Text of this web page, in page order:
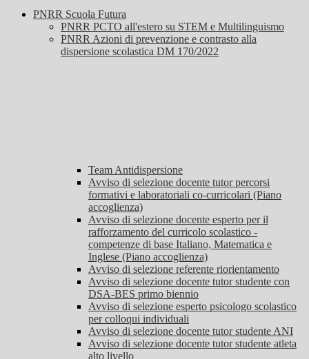
PNRR Scuola Futura
PNRR PCTO all'estero su STEM e Multilinguismo
PNRR Azioni di prevenzione e contrasto alla
dispersione scolastica DM 170/2022
Team Antidispersione
Avviso di selezione docente tutor percorsi
formativi e laboratoriali co-curricolari (Piano
accoglienza)
Avviso di selezione docente esperto per il
rafforzamento del curricolo scolastico -
competenze di base Italiano, Matematica e
Inglese (Piano accoglienza)
Avviso di selezione referente riorientamento
Avviso di selezione docente tutor studente con
DSA-BES primo biennio
Avviso di selezione esperto psicologo scolastico
per colloqui individuali
Avviso di selezione docente tutor studente ANI
Avviso di selezione docente tutor studente atleta
alto livello